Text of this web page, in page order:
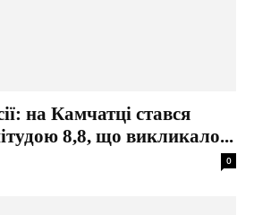
на Камчатці стався
8,8, що викликало...
0